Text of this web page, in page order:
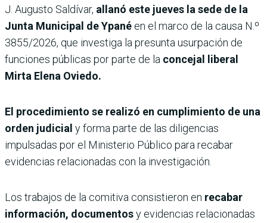
J. Augusto Saldívar, allanó este jueves la sede de la
Junta Municipal de Ypané en el marco de la causa N.º
3855/2026, que investiga la presunta usurpación de
funciones públicas por parte de la concejal liberal
Mirta Elena Oviedo.
El procedimiento se realizó en cumplimiento de una
orden judicial y forma parte de las diligencias
impulsadas por el Ministerio Público para recabar
evidencias relacionadas con la investigación.
Los trabajos de la comitiva consistieron en recabar
información, documentosy evidencias relacionadas